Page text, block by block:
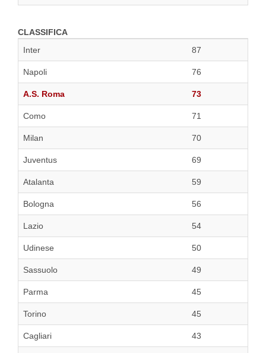
CLASSIFICA
Inter
87
Napoli 76
A.S. Roma 73
Como 71
Milan 70
Juventus 69
Atalanta 59
Bologna 56
Lazio 54
Udinese 50
Sassuolo 49
Parma 45
Torino 45
Cagliari 43